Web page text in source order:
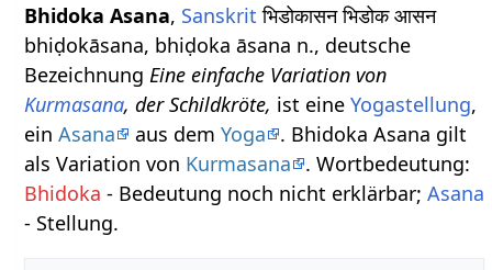
Bhidoka Asana, Sanskrit भिडोकासन भिडोक आसन
bhiḍokāsana, bhiḍoka āsana n., deutsche
BezeichnungEine einfache Variation von
Kurmasana, der Schildkröte, ist eineYogastellung,
einAsana aus demYoga
. Bhidoka Asana gilt
als Variation von Kurmasana
. Wortbedeutung:
Bhidoka - Bedeutung noch nicht erklärbar;Asana
- Stellung.